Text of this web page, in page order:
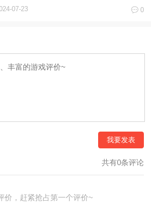
程07-23 0
我要发表
共有0条评论
价，赶紧抢占第一个评价~